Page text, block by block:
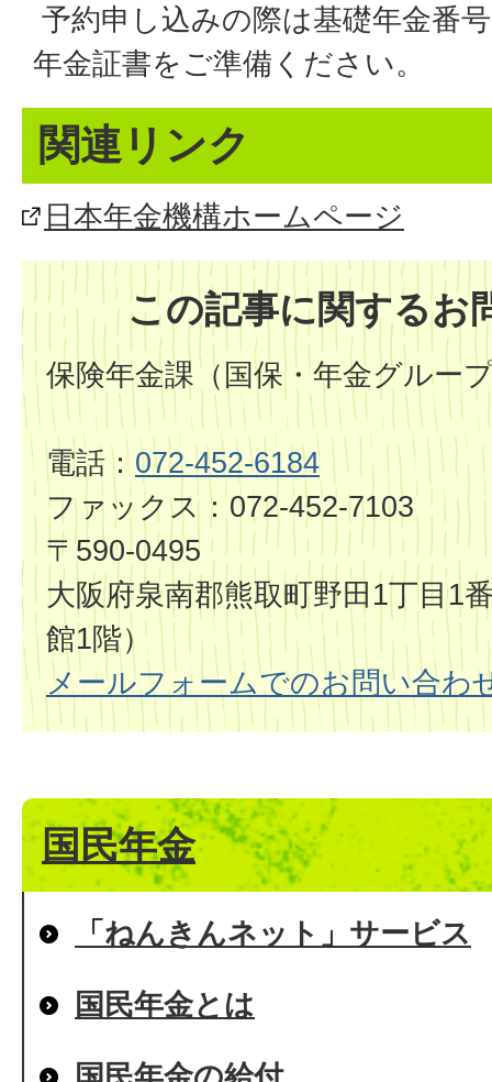
予約申し込みの際は基礎年金番
年金証書をご準備ください。
関連リンク
日本年金機構ホームページ
この記事に関するお
保険年金課（国保・年金グルー
電話： 072-452-6184
ファックス：072-452-7103
〒590-0495
大阪府泉南郡熊取町野田1丁目1
館1階）
メールフォームでのお問い合わ
国民年金
「ねんきんネット」サービス
国民年金とは